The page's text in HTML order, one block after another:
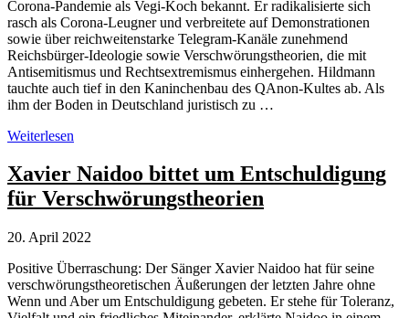
Corona-Pandemie als Vegi-Koch bekannt. Er radikalisierte sich
rasch als Corona-Leugner und verbreitete auf Demonstrationen
sowie über reichweitenstarke Telegram-Kanäle zunehmend
Reichsbürger-Ideologie sowie Verschwörungstheorien, die mit
Antisemitismus und Rechtsextremismus einhergehen. Hildmann
tauchte auch tief in den Kaninchenbau des QAnon-Kultes ab. Als
ihm der Boden in Deutschland juristisch zu …
Wo
Attila
Hildmann?
Weiterlesen
Xavier Naidoo bittet um Entschuldigung
für Verschwörungstheorien
20. April 2022
Positive Überraschung: Der Sänger Xavier Naidoo hat für seine
verschwörungstheoretischen Äußerungen der letzten Jahre ohne
Wenn und Aber um Entschuldigung gebeten. Er stehe für Toleranz,